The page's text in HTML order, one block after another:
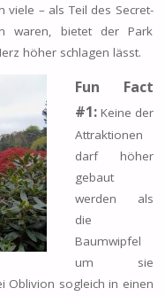
– als Teil des Secret-
waren, bietet der Park
höher schlagen lässt.
Fun Fact
#1:Keine der
Attraktionen
darf höher
gebaut
werden als
die
Baumwipfel
um sie
Oblivion sogleich in einen